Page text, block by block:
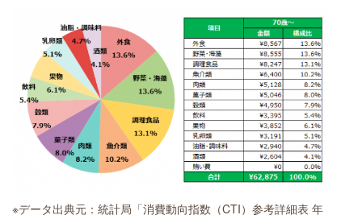
※データ出典元：統計局「消費動向指数（CTI）参考詳細表 年